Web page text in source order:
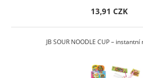
13,91 CZK
JB SOUR NOODLE CUP –